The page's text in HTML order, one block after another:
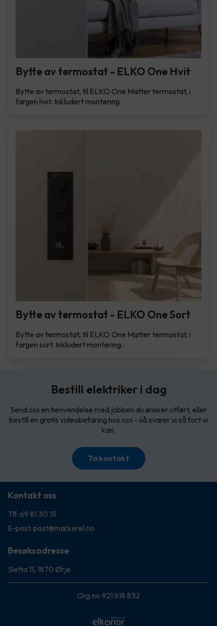
Bytte av termostat - ELKO One Hvit
Bytte av termostat, til ELKO One Matter termostat, i
fargen hvit. Inkludert montering.
Bytte av termostat - ELKO One Sort
Bytte av termostat, til ELKO One Matter termostat, i
fargen sort. Inkludert montering.
Bestill elektriker i dag
Send oss en henvendelse med jobben du ønsker utført, eller
bestill en gratis videobefaring hos oss - så svarer vi så fort vi
kan.
Ta kontakt
Kontakt oss
Tlf: 69 81 30 15
E-post: post@markerel.no
Besøksadresse
Sletta 11, 1870 Ørje
Org.no 921 618 832